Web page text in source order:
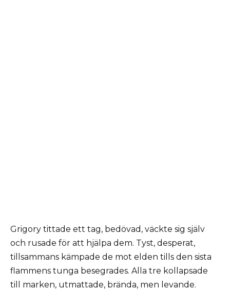
Grigory tittade ett tag, bedövad, väckte sig själv
och rusade för att hjälpa dem. Tyst, desperat,
tillsammans kämpade de mot elden tills den sista
flammens tunga besegrades. Alla tre kollapsade
till marken, utmattade, brända, men levande.